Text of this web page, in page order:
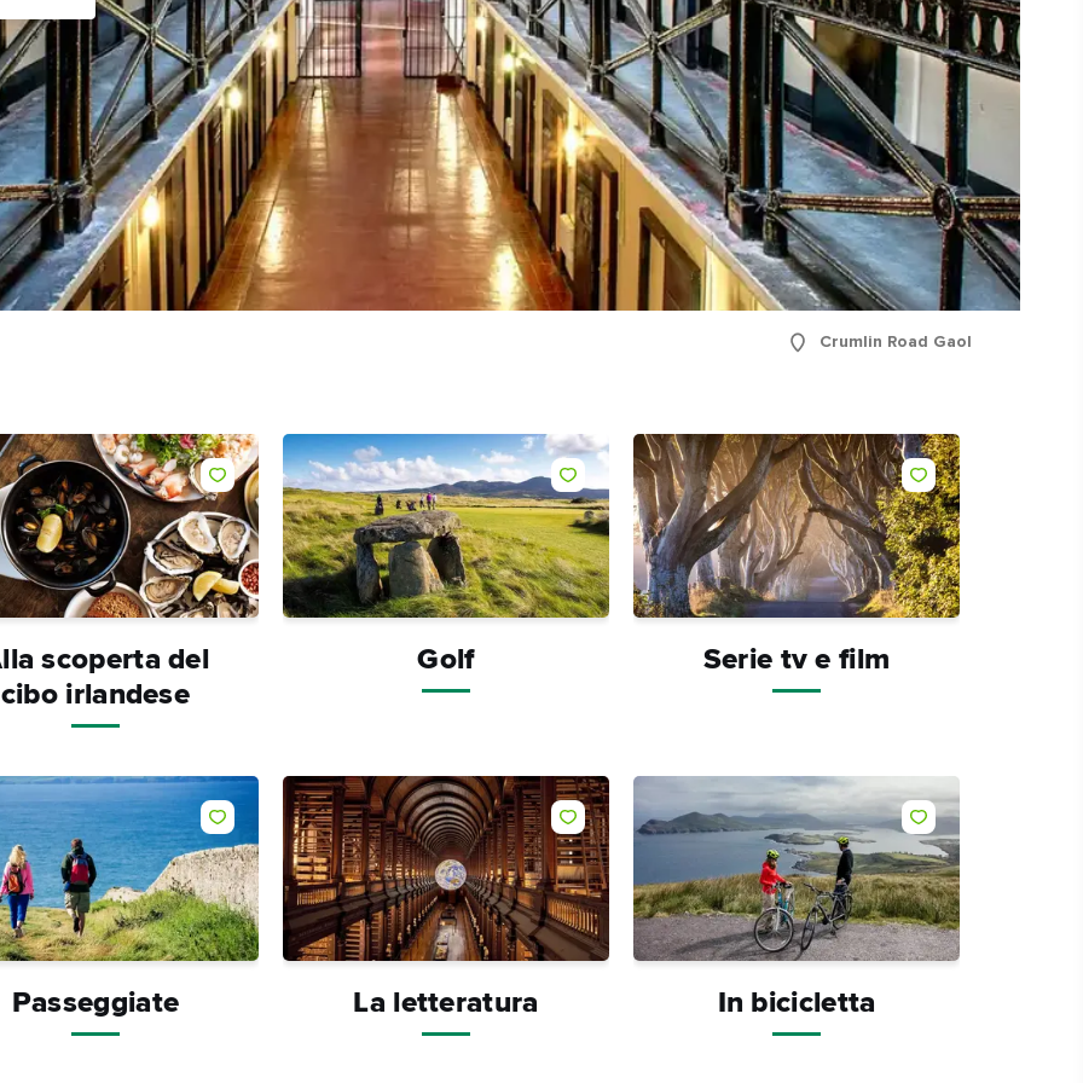
Iscrivendomi acconsento a ricevere contenuti email personalizzati in
base al mio utilizzo del sito web di Turismo Irlandese, email e annunci
pubblicitari di Turismo Irlandese su altri siti web che utilizzano cookie e
pixel di tracciamento. Puoi annullare l'iscrizione in qualsiasi momento
cliccando su "annulla iscrizione" nelle nostre email. Puoi trovare
maggiori informazioni su "Come gestiamo i tuoi dati personali" nella
Crumlin Road Gaol
Metti "mi piace"
scoperta del
cibo irlandese
Metti "mi piace"
Golf
Metti "mi piace"
Serie tv e film
Metti "mi piace"
Passeggiate
Metti "mi piace"
La letteratura
Metti "mi piace"
In bicicletta